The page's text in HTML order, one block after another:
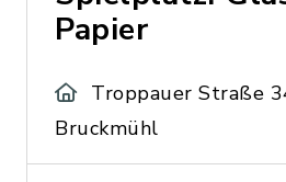
Papier
Troppauer Straße
Bruckmühl